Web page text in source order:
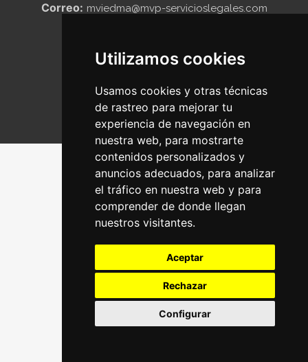
Utilizamos cookies
Usamos cookies y otras técnicas
de rastreo para mejorar tu
experiencia de navegación en
nuestra web, para mostrarte
contenidos personalizados y
anuncios adecuados, para analizar
el tráfico en nuestra web y para
comprender de donde llegan
nuestros visitantes.
Aceptar
Rechazar
Configurar
Correo: mviedma@mvp-servicioslegales.com
Política de privacidad